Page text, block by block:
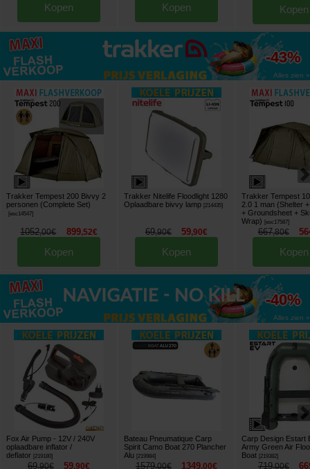
Kopen Kopen Kopen
tot
-43%
Alles zien »
Trakker Tempest 200 Bivvy 2
personen (Complete Set)
[esc14547]
1052,00€ 899,52€
Kopen
Trakker Nitelife Floodlight 1280
Oplaadbare bivvy lamp
214435]
69,90€ 59,90€
Kopen
Trakker Tempest
2.0 1 man (Shelter
+ Groundsheet +
Wrap)
[esc17587]
667,80€
Kopen
tot
-40%
Alles zien »
Fox Air Pump - 12V / 240V
oplaadbare inflator /
deflator [219180]
69,90€ 59,90€
Bateau Pneumatique Carp
Spirit Camo Boat 270 Plancher
Alu [219984]
1579,00€ 1349,00€
Carp Design Estart
Army Green Air
Boat [219382]
719,00€